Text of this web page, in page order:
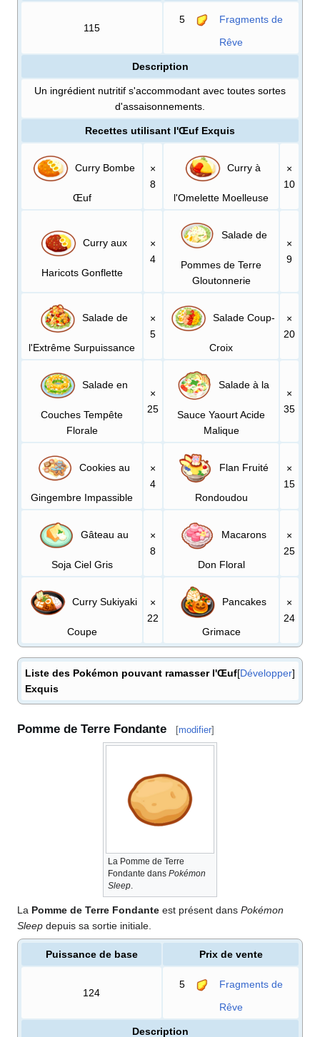
115
5 Fragments de
Rêve
Description
Un ingrédient nutritif s'accommodant avec toutes sortes
d'assaisonnements.
Recettes utilisant l'Œuf Exquis
Curry Bombe
Œuf
×
8
Curry à
l'Omelette Moelleuse
×
10
Curry aux
Haricots Gonflette
×
4
Salade de
Pommes de Terre
Gloutonnerie
×
9
Salade de
l'Extrême Surpuissance
×
5
Salade Coup-
Croix
×
20
Salade en
Couches Tempête
Florale
×
25
Salade à la
Sauce Yaourt Acide
Malique
×
35
Cookies au
Gingembre Impassible
×
4
Flan Fruité
Rondoudou
×
15
Gâteau au
Soja Ciel Gris
×
8
Macarons
Don Floral
×
25
Curry Sukiyaki
Coupe
×
22
Pancakes
Grimace
×
24
Développer
Liste des Pokémon pouvant ramasser l'Œuf
Exquis
Pomme de Terre Fondante [modifier]
La Pomme de Terre
Fondante dans Pokémon
Sleep
La Pomme de Terre Fondante est présent dans Pokémon
Sleep depuis sa sortie initiale.
Puissance de base Prix de vente
124
5 Fragments de
Rêve
Description